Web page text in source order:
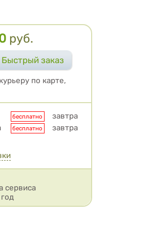
руб.
по карте,
бесплатно
завтра
бесплатно завтра
сервиса